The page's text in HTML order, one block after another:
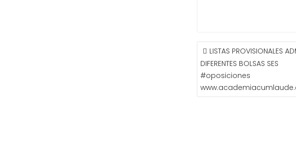
NAVEGACIÓN
DE
ENTRADAS
LISTAS PROVISIONALES
DIFERENTES BOLSAS SES
#oposiciones